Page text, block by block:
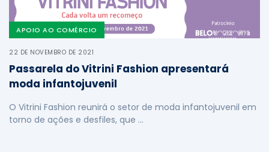
APOIO AO COMÉRCIO
22 DE NOVEMBRO DE 2021
Passarela do Vitrini Fashion apresentará
moda infantojuvenil
O Vitrini Fashion reunirá o setor de moda infantojuvenil em
torno de ações e desfiles, que …